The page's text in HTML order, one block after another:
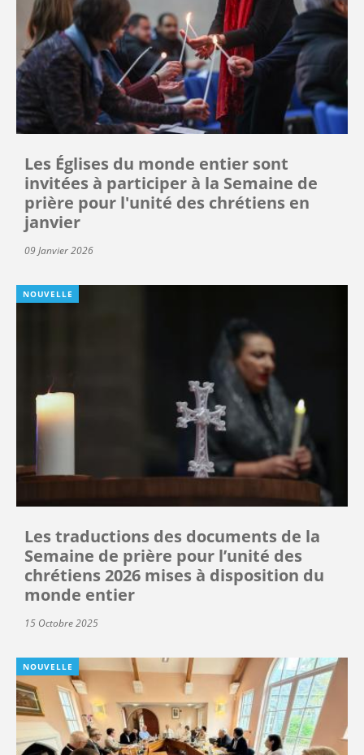
Les Églises du monde entier sont
invitées à participer à la Semaine de
prière pour l'unité des chrétiens en
janvier
09 Janvier 2026
NOUVELLE
Les traductions des documents de la
Semaine de prière pour l’unité des
chrétiens 2026 mises à disposition du
monde entier
15 Octobre 2025
NOUVELLE